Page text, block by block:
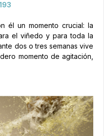
él un momento crucial: la
el viñedo y para toda la
dos o tres semanas vive
momento de agitación,